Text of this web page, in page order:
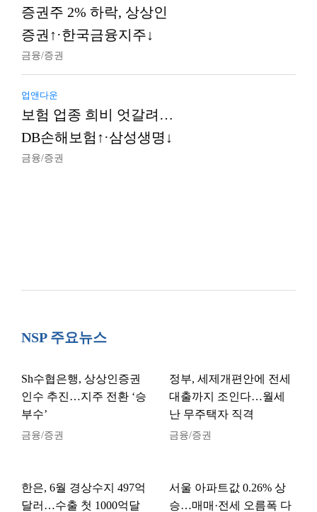
증권주 2% 하락, 상상인
증권↑·한국금융지주↓
금융/증권
업앤다운
보험 업종 희비 엇갈려…
DB손해보험↑·삼성생명↓
금융/증권
NSP 주요뉴스
Sh수협은행, 상상인증권
인수 추진…지주 전환 ‘승
부수’
금융/증권
정부, 세제개편안에 전세
대출까지 조인다…월세
난 무주택자 직격
금융/증권
한은, 6월 경상수지 497억
달러…수출 첫 1000억달
서울 아파트값 0.26% 상
승…매매·전세 오름폭 다